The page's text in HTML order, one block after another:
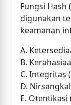
Fungsi
digunakan
keamanan
A.
B.
C. Integritas
D.
E.